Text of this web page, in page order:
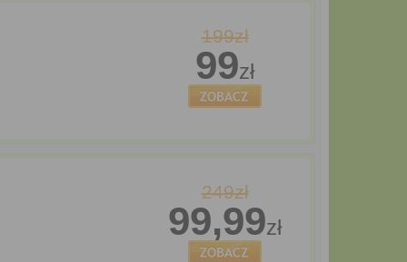
199zł
99zł
249zł
99,99zł